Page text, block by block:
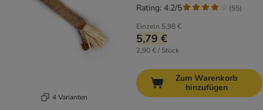
4 Varianten
Einzeln 5,98 €
5,79 €
2,90 € / Stück
Rating: 4.2/5 (55)
Zum Warenkorb
hinzufügen